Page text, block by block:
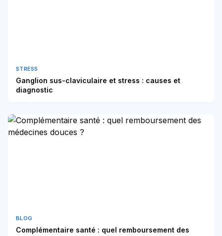
STRESS
Ganglion sus-claviculaire et stress : causes et
diagnostic
BLOG
Complémentaire santé : quel remboursement des